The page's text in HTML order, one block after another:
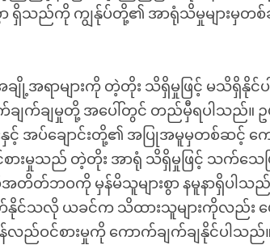
းစွာ ရှိသည်ကို ကျွန်ုပ်တို့၏ အာရုံသိမှုများမှတ
ျို့အရာများကို တဲ့တိုး သိရှိမှုဖြင့် မသိရှိနိုင်ပါ
ချက်ချမှုတို့ အပေါ်တွင် တည်မှီရပါသည်။
အပ်ချောင်းတို့၏ အပြုအမူမှတစ်ဆင့် ကေ
စားမှုသည် တဲ့တိုး အာရုံ သိရှိမှုဖြင့် သက်သေ
တိတ်ဘဝကို မှန်မိသူများစွာ နမူနာရှိပါသ
နိုင်သလို ယခင်က သိထားသူများကိုလည်း
လည်ဝင်စားမှုကို ကောက်ချက်ချနိုင်ပါသည်